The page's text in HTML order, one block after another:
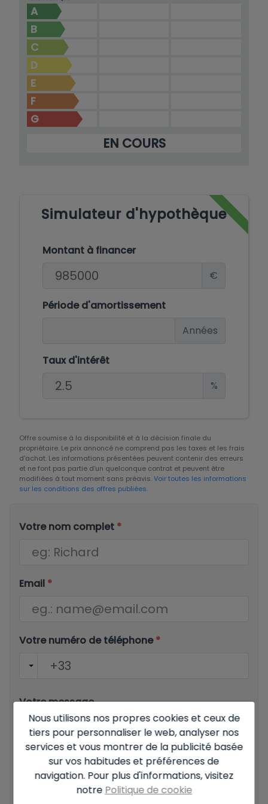
A
B
C
D
E
F
G
EN COURS
Simulateur d'hypothèque
Montant à financer
€
Période d'amortissement
Années
Taux d'intérêt
%
Offre soumise à la disponibilité et à la décision finale du
propriétaire. Le prix annoncé ne comprend pas les taxes et les frais
d'achat. Les informations présentées peuvent contenir des erreurs
et ne font pas partie d'un quelconque contrat et peuvent être
modifiées à tout moment sans préavis.Voir toutes les informations
sur les conditions des offres publiées.
Votre nom complet *
Email *
Votre numéro de téléphone*
Votre message
Informations de base sur la protection des données
fondées sur le règlement européen sur la protection des
Nous utilisons nos propres cookies et ceux de
tiers pour personnaliser le web, analyser nos
services et vous montrer de la publicité basée
sur vos habitudes et préférences de
navigation. Pour plus d'informations, visitez
notre Politique de cookie